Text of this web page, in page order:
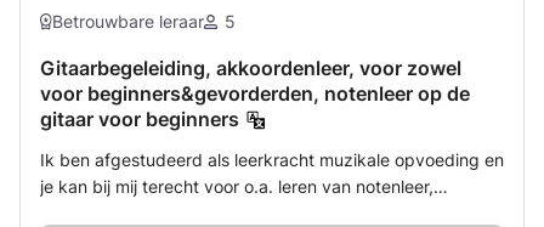
than just songs—I help students understand music,
Lessons are available for: * Complete beginners *
Intermediate players * Advanced guitarists * Children,
teenagers, and adults You can learn: * Electric Guitar *
Acoustic Guitar * Rock, Pop, Blues, Funk & Jazz * Lead
Guitar & Soloing * Improvisation * Music Theory * Ear
Betrouwbare leraar 5
Gitaarbegeleiding, akkoordenleer, voor zowel
voor beginners&gevorderden, notenleer op de
gitaar voor beginners
Ik ben afgestudeerd als leerkracht muzikale opvoeding en
je kan bij mij terecht voor o.a. leren van notenleer,